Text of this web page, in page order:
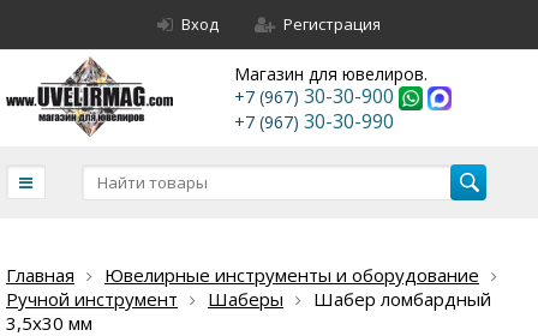
Вход Регистрация
Магазин для ювелиров.
+7 (967) 30-30-900
+7 (967) 30-30-990
Главная
Ювелирные инструменты и оборудование
Ручной инструмент
Шаберы
Шабер ломбардный
3,5х30 мм